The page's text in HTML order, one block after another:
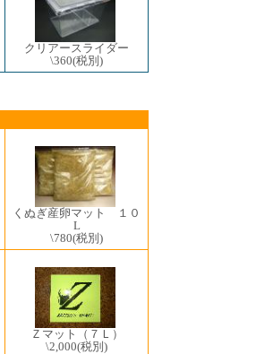
クリアースライダー
\360(税別)
くぬぎ産卵マット １０
L
\780(税別)
Ｚマット（７Ｌ）
\2,000(税別)